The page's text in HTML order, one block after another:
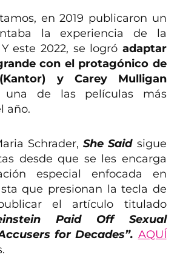
en 2019 publicaron un
la experiencia de la
este 2022, se logró adaptar
con el protagónico de
y Carey Mulligan
de las películas más
año.
Schrader,She Saidsigue
desde que se les encarga
especial enfocada en
que presionan la tecla de
el artículo titulado
Paid Off Sexual
for Decades”. AQUÍ